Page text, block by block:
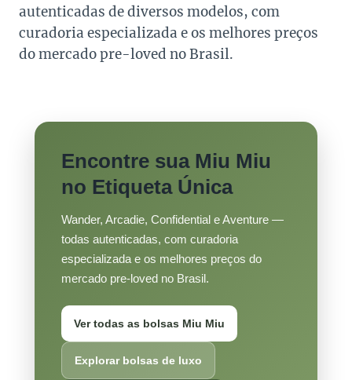
autenticadas de diversos modelos, com
curadoria especializada e os melhores preços
do mercado pre-loved no Brasil.
Encontre sua Miu Miu
no Etiqueta Única
Wander, Arcadie, Confidential e Aventure —
todas autenticadas, com curadoria
especializada e os melhores preços do
mercado pre-loved no Brasil.
Ver todas as bolsas Miu Miu
Explorar bolsas de luxo